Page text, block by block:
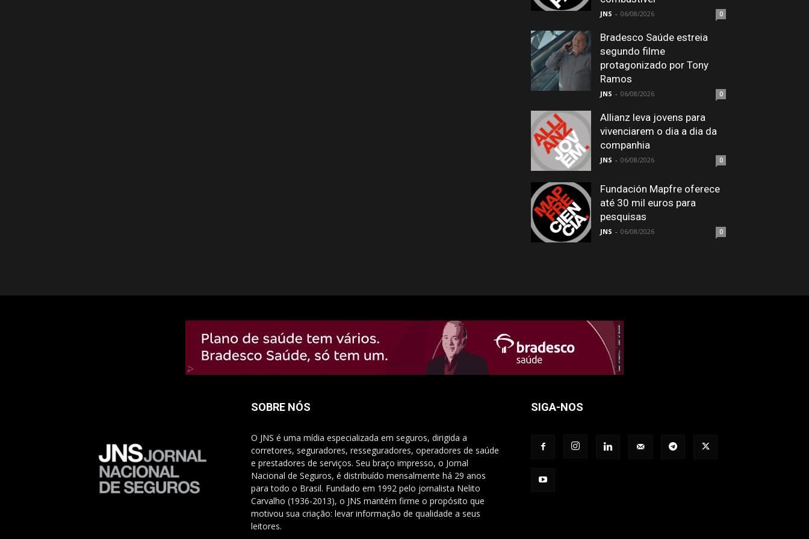
JNS - 06/08/2026 0
Bradesco Saúde estreia
segundo filme
protagonizado por Tony
Ramos
JNS - 06/08/2026 0
Allianz leva jovens para
vivenciarem o dia a dia da
companhia
JNS - 06/08/2026 0
Fundación Mapfre oferece
até 30 mil euros para
pesquisas
JNS - 06/08/2026 0
SOBRE NÓS
O JNS é uma mídia especializada em seguros, dirigida a
corretores, seguradores, resseguradores, operadores de saúde
e prestadores de serviços. Seu braço impresso, o Jornal
Nacional de Seguros, é distribuído mensalmente há 29 anos
para todo o Brasil. Fundado em 1992 pelo jornalista Nelito
Carvalho (1936-2013), o JNS mantém firme o propósito que
motivou sua criação: levar informação de qualidade a seus
leitores.
SIGA-NOS